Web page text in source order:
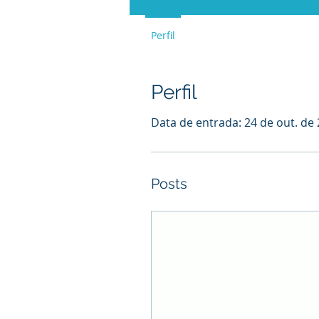
Perfil
Data de entrada: 24 de out. de
Posts
Perfil